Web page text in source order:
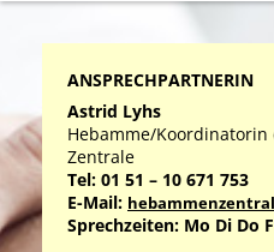
ANSPRECHPARTNERIN
Astrid Lyhs
Hebamme/Koordinatorin
Zentrale
Tel: 01 51 – 10 671 753
E-Mail:
Sprechzeiten: Mo Di Do